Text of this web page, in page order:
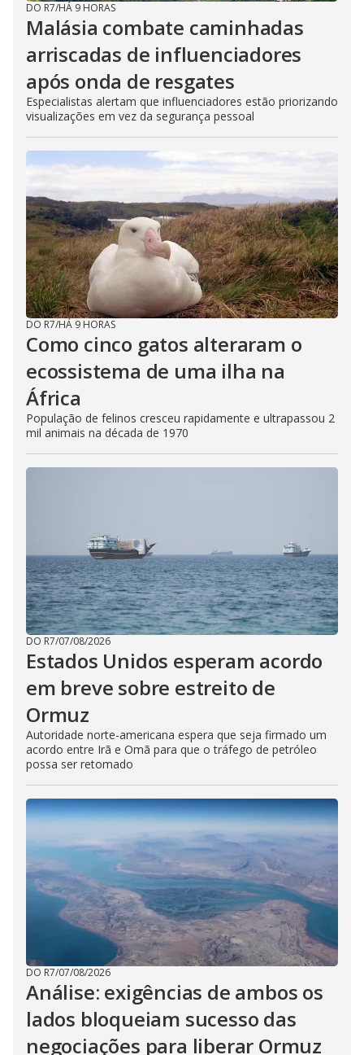
DO R7/HÁ 9 HORAS
Malásia combate caminhadas
arriscadas de influenciadores
após onda de resgates
Especialistas alertam que influenciadores estão priorizando
visualizações em vez da segurança pessoal
DO R7/HÁ 9 HORAS
Como cinco gatos alteraram o
ecossistema de uma ilha na
África
População de felinos cresceu rapidamente e ultrapassou 2
mil animais na década de 1970
DO R7/07/08/2026
Estados Unidos esperam acordo
em breve sobre estreito de
Ormuz
Autoridade norte-americana espera que seja firmado um
acordo entre Irã e Omã para que o tráfego de petróleo
possa ser retomado
DO R7/07/08/2026
Análise: exigências de ambos os
lados bloqueiam sucesso das
negociações para liberar Ormuz